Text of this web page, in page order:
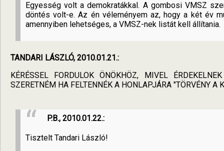
Egyesség volt a demokratákkal. A gombosi VMSZ
döntés volt-e. Az én véleményem az, hogy a két év
amennyiben lehetséges, a VMSZ-nek listát kell állítania.
TANDARI LÁSZLÓ, 2010.01.21.:
KÉRÉSSEL FORDULOK ÖNÖKHÖZ, MIVEL
SZERETNÉM HA FELTENNÉK A HONLAPJÁRA "TÖRVÉNY
P.B., 2010.01.22.:
Tisztelt Tandari László!